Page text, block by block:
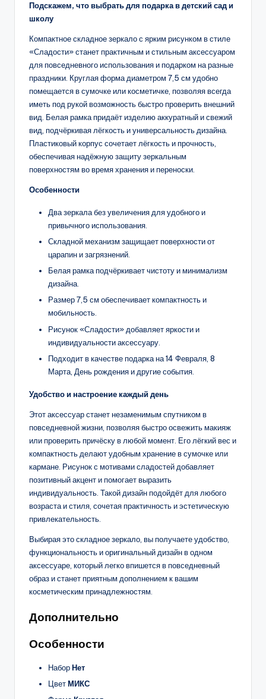
Подскажем, что выбрать для подарка в детский сад и
школу
Компактное складное зеркало с ярким рисунком в стиле
«Сладости» станет практичным и стильным аксессуаром
для повседневного использования и подарком на разные
праздники. Круглая форма диаметром 7,5 см удобно
помещается в сумочке или косметичке, позволяя всегда
иметь под рукой возможность быстро проверить внешний
вид. Белая рамка придаёт изделию аккуратный и свежий
вид, подчёркивая лёгкость и универсальность дизайна.
Пластиковый корпус сочетает лёгкость и прочность,
обеспечивая надёжную защиту зеркальным
поверхностям во время хранения и переноски.
Особенности
Два зеркала без увеличения для удобного и
привычного использования.
Складной механизм защищает поверхности от
царапин и загрязнений.
Белая рамка подчёркивает чистоту и минимализм
дизайна.
Размер 7,5 см обеспечивает компактность и
мобильность.
Рисунок «Сладости» добавляет яркости и
индивидуальности аксессуару.
Подходит в качестве подарка на 14 Февраля, 8
Марта, День рождения и другие события.
Удобство и настроение каждый день
Этот аксессуар станет незаменимым спутником в
повседневной жизни, позволяя быстро освежить макияж
или проверить причёску в любой момент. Его лёгкий вес и
компактность делают удобным хранение в сумочке или
кармане. Рисунок с мотивами сладостей добавляет
позитивный акцент и помогает выразить
индивидуальность. Такой дизайн подойдёт для любого
возраста и стиля, сочетая практичность и эстетическую
привлекательность.
Выбирая это складное зеркало, вы получаете удобство,
функциональность и оригинальный дизайн в одном
аксессуаре, который легко впишется в повседневный
образ и станет приятным дополнением к вашим
косметическим принадлежностям.
Дополнительно
Особенности
НаборНет
ЦветМИКС